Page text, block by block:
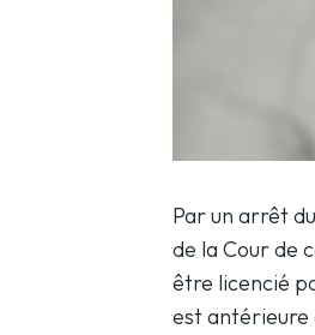
Par un arrêt
de la Cour de
être licencié
est antérieure